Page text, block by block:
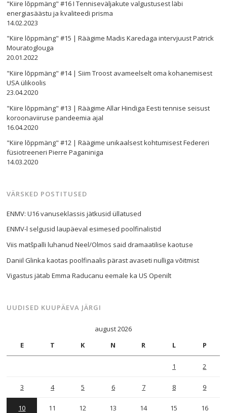
"Kiire lõppmäng" #16 I Tenniseväljakute valgustusest läbi
energiasäästu ja kvaliteedi prisma
14.02.2023
"Kiire lõppmäng" #15 | Räägime Madis Karedaga intervjuust Patrick
Mouratoglouga
20.01.2022
"Kiire lõppmäng" #14 | Siim Troost avameelselt oma kohanemisest
USA ülikoolis
23.04.2020
"Kiire lõppmäng" #13 | Räägime Allar Hindiga Eesti tennise seisust
koroonaviiruse pandeemia ajal
16.04.2020
"Kiire lõppmäng" #12 | Räägime unikaalsest kohtumisest Federeri
füsiotreeneri Pierre Paganiniga
14.03.2020
VÄRSKED POSTITUSED
ENMV: U16 vanuseklassis jätkusid üllatused
ENMV-l selgusid laupäeval esimesed poolfinalistid
Viis matšpalli luhanud Neel/Olmos said dramaatilise kaotuse
Daniil Glinka kaotas poolfinaalis pärast avaseti nulliga võitmist
Vigastus jätab Emma Raducanu eemale ka US Openilt
UUDISED KUUPÄEVA JÄRGI
august 2026
E
T K N R L P
1 2
3 4 5 6 7 8 9
10 11 12 13 14 15 16
Navigeerimine